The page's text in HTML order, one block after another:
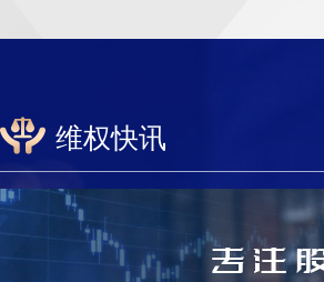
维权快讯